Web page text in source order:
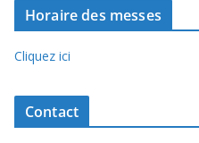
Horaire des messes
Cliquez ici
Contact